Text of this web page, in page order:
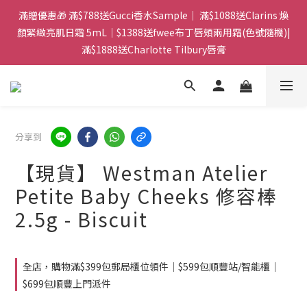
門市：旺角兆萬中心地庫B218 ｜ 所有訂單可旺角門市取貨｜全店
滿$399包郵局取件｜$599包順豐站/站智能櫃｜$699包順豐上門派
件
滿贈優惠🎁 滿$788送Gucci香水Sample｜ 滿$1088送Clarins 煥
顏緊緻亮肌日霜 5mL｜$1388送fwee布丁唇頰兩用霜(色號隨機)|
滿$1888送Charlotte Tilbury唇膏
門市：旺角兆萬中心地庫B218 ｜ 所有訂單可旺角門市取貨｜全店
分享到
【現貨】 Westman Atelier
Petite Baby Cheeks 修容棒
2.5g - Biscuit
全店，購物滿$399包郵局櫃位領件｜$599包順豐站/智能櫃｜
$699包順豐上門派件